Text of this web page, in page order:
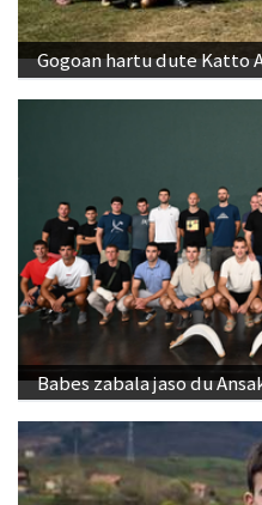
Gogoan hartu dute Katto
Babes zabala jaso du